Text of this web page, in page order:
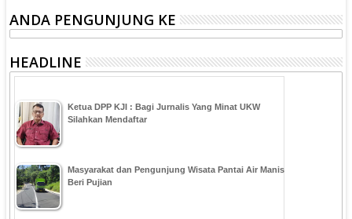
ANDA PENGUNJUNG KE
HEADLINE
Ketua DPP KJI : Bagi Jurnalis Yang Minat UKW
Silahkan Mendaftar
Masyarakat dan Pengunjung Wisata Pantai Air Manis
Beri Pujian